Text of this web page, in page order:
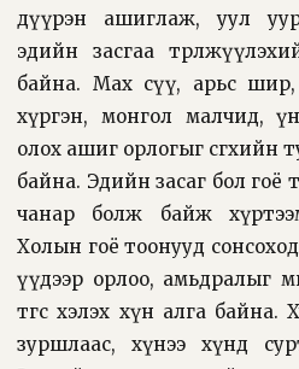
дүүрэн ашиглаж, уул
эдийн засгаа
байна. Мах сүү, арьс шир,
хүргэн, монгол малчид,
олох ашиг орлогыг
байна. Эдийн засаг бол гоё
чанар болж байж
Холын гоё тоонууд
үүдээр орлоо, амьдралыг
төгс хэлэх хүн алга байна.
зуршлаас, хүнээ хүнд